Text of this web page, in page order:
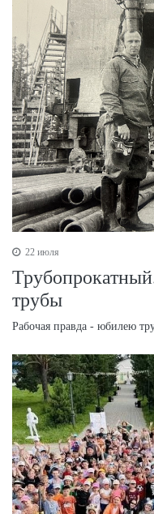
22 июля
трубы
Рабочая правда - юбилею